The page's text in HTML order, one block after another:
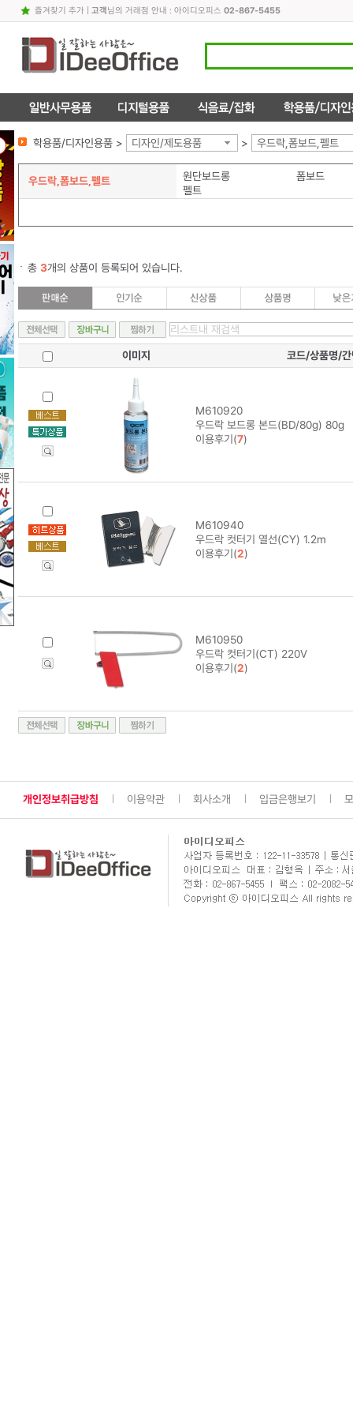
즐겨찾기 추가| 고객님의 거래점 안내 : 아이디오피스 02-867-5455
학용품/디자인용품 > 디자인/제도용품 > 우드락,폼보드,펠트
우드락,폼보드,펠트 원단보드롱
폼보드
펠트
총 3개의 상품이 등록되어 있습니다.
이미지 코드/상품명/간
M610920
우드락 보드롱 본드(BD/80g) 80g
이용후기(7)
M610940
우드락 컷터기 열선(CY) 1.2m
이용후기(2)
M610950
우드락 컷터기(CT) 220V
이용후기(2)
개인정보취급방침 이용약관 회사소개 입금은행보기